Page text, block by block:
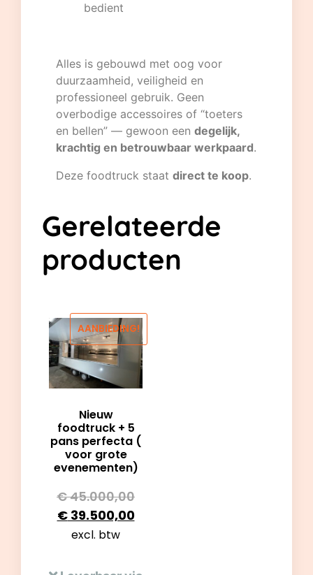
bedient
Alles is gebouwd met oog voor
duurzaamheid, veiligheid en
professioneel gebruik. Geen
overbodige accessoires of “toeters
en bellen” — gewoon een degelijk,
krachtig en betrouwbaar werkpaard.
Deze foodtruck staat direct te koop.
Gerelateerde
producten
AANBIEDING!
Nieuw
foodtruck + 5
pans perfecta (
voor grote
evenementen)
€45.000,00
€39.500,00
excl. btw